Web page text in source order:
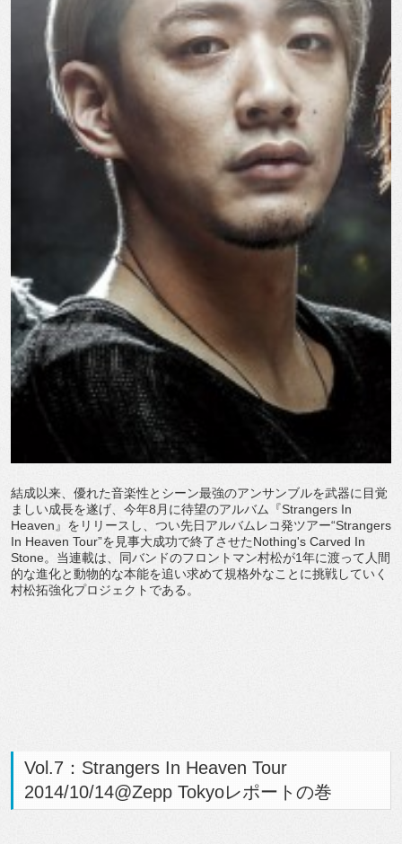
結成以来、優れた音楽性とシーン最強のアンサンブルを武器に目覚
ましい成長を遂げ、今年8月に待望のアルバム『Strangers In
Heaven』をリリースし、つい先日アルバムレコ発ツアー“Strangers
In Heaven Tour”を見事大成功で終了させたNothing's Carved In
Stone。当連載は、同バンドのフロントマン村松が1年に渡って人間
的な進化と動物的な本能を追い求めて規格外なことに挑戦していく
村松拓強化プロジェクトである。
Vol.7：Strangers In Heaven Tour
2014/10/14@Zepp Tokyoレポートの巻